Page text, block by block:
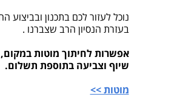
נוכל לעזור לכם בתכנון ובביצוע
בעזרת הנסיון הרב שצברנו .
אפשרות לחיתוך מוטות במקום,
שיוף וצביעה בתוספת תשלום.
מוטות >>